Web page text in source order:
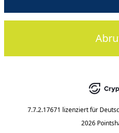
7.7.2.17671 lizenziert für
2026